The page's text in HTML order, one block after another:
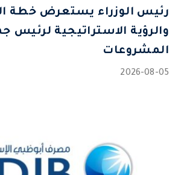
رئيس الوزراء يستعرض خطة
والرؤية الاستراتيجية لرئيس
المشروعات
2026-08-05